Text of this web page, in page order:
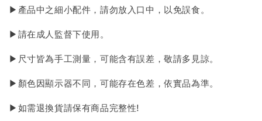
▶產品中之細小配件，請勿放入口中，以免誤食。
▶請在成人監督下使用。
▶尺寸皆為手工測量，可能含有誤差，敬請多見諒。
▶顏色因顯示器不同，可能存在色差，依實品為準。
▶如需退換貨請保有商品完整性!